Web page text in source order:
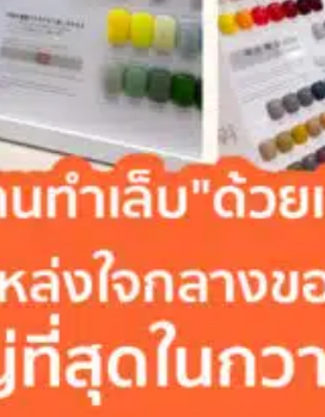
F แพคเกจกวางโจวเทรดแฟร์ พร้อม
อี้อูเทรดแฟร์ แบบส่วนตัว
เฟอร์นิเจอร์แฟร์ IDFF, CIFF, CIFM
ทุกเมือง
เฉพาะอาชีพ China EXPO Fair
องจีน
การไปจีน China Business Trip
รดี
น
อร์นิเจอร์ที่จีน